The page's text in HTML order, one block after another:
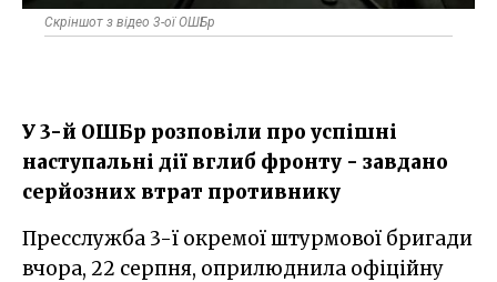
Скріншот з відео 3-ої ОШБр
У 3-й ОШБр розповіли про успішні
наступальні дії вглиб фронту - завдано
серйозних втрат противнику
Пресслужба 3-ї окремої штурмової бригади
вчора, 22 серпня, оприлюднила офіційну